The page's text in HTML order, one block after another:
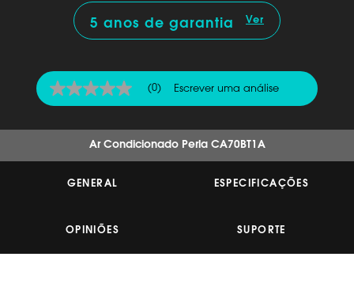
5 anos de garantia Ver
Sem
valor
classificação
mesma
(0) Escrever uma análise
Ar Condicionado Perla CA70BT1A
GENERAL ESPECIFICAÇÕES
OPINIÕES SUPORTE